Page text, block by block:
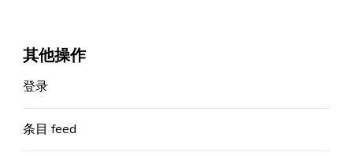
其他操作
登录
条目 feed